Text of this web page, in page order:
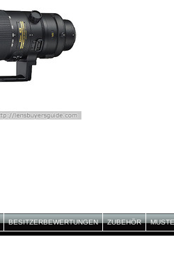
BESITZERBEWERTUNGEN ZUBEHÖR